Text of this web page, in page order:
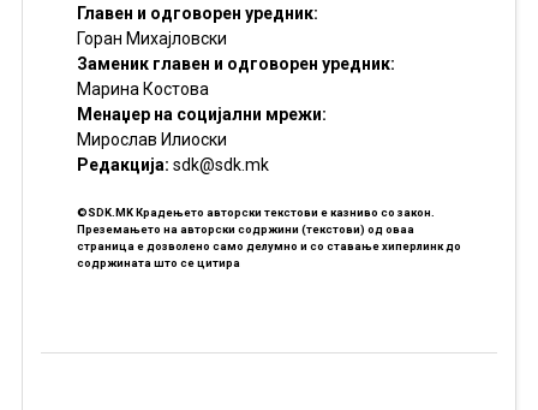
Главен и одговорен уредник:
Горан Михајловски
Заменик главен и одговорен уредник:
Марина Костова
Менаџер на социјални мрежи:
Мирослав Илиоски
Редакцијa: sdk@sdk.mk
©SDK.MK Крадењето авторски текстови е казниво со закон.
Преземањето на авторски содржини (текстови) од оваа
страница е дозволено само делумно и со ставање хиперлинк до
содржината што се цитира